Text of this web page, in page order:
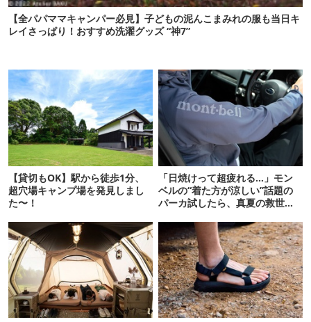
【全パパママキャンパー必見】子どもの泥んこまみれの服も当日キ
レイさっぱり！おすすめ洗濯グッズ “神7”
【貸切もOK】駅から徒歩1分、
超穴場キャンプ場を発見しまし
た〜！
「日焼けって超疲れる…」モン
ベルの“着た方が涼しい”話題の
パーカ試したら、真夏の救世主